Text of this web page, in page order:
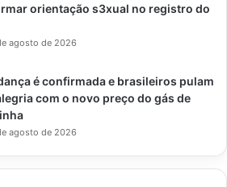
orientação s3xual no registro do
agosto de 2026
é confirmada e brasileiros pulam
com o novo preço do gás de
agosto de 2026